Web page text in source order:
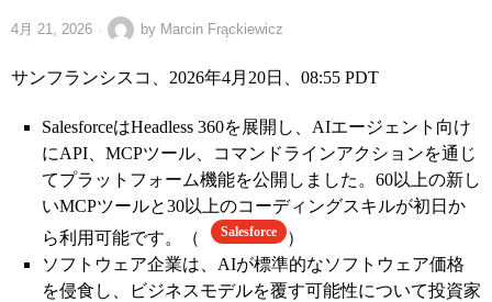
4月 21, 2026 by Marcin Frąckiewicz
サンフランシスコ、2026年4月20日、08:55 PDT
SalesforceはHeadless 360を展開し、AIエージェント向け
にAPI、MCPツール、コマンドラインアクションを通じ
てプラットフォーム機能を公開しました。60以上の新し
いMCPツールと30以上のコーディングスキルが初日か
ら利用可能です。（
Salesforce
）
ソフトウェア企業は、AIが標準的なソフトウェア価格
を侵食し、ビジネスモデルを覆す可能性について投資家